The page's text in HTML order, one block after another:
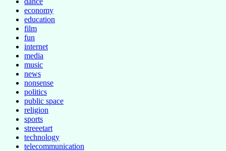
economy
education
film
fun
internet
media
music
news
nonsense
politics
public space
religion
sports
streeetart
technology
telecommunication